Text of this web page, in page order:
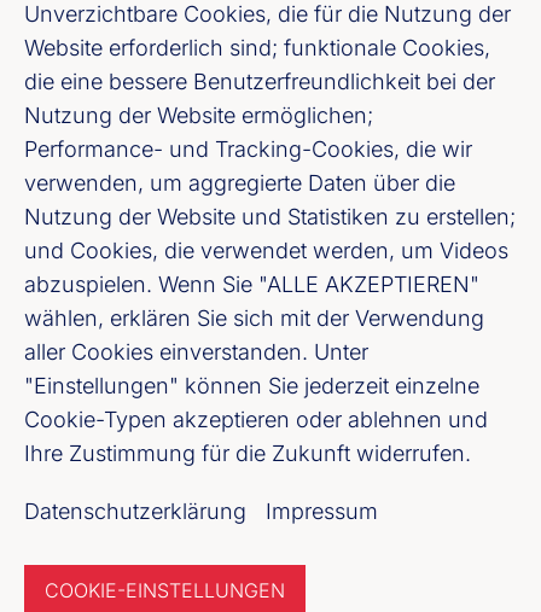
Unverzichtbare Cookies, die für die Nutzung der
Website erforderlich sind; funktionale Cookies,
die eine bessere Benutzerfreundlichkeit bei der
Nutzung der Website ermöglichen;
Performance- und Tracking-Cookies, die wir
verwenden, um aggregierte Daten über die
Nutzung der Website und Statistiken zu erstellen;
und Cookies, die verwendet werden, um Videos
abzuspielen. Wenn Sie "ALLE AKZEPTIEREN"
wählen, erklären Sie sich mit der Verwendung
aller Cookies einverstanden. Unter
"Einstellungen" können Sie jederzeit einzelne
Cookie-Typen akzeptieren oder ablehnen und
Ihre Zustimmung für die Zukunft widerrufen.
Datenschutzerklärung Impressum
COOKIE-EINSTELLUNGEN
Fußzeile (Bankenverband)
Impressum
LinkedIn
Youtube
Cookie-Einstellungen
Datenschutz
Unser Newsletter Angebot
Jetzt anmelden